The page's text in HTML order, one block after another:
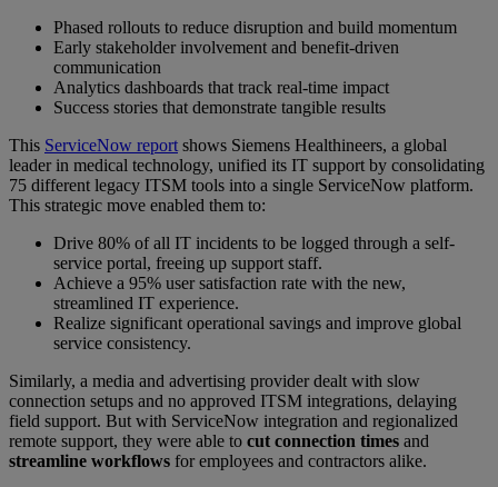
Phased rollouts to reduce disruption and build momentum
Early stakeholder involvement and benefit-driven
communication
Analytics dashboards that track real-time impact
Success stories that demonstrate tangible results
This ServiceNow report shows Siemens Healthineers, a global
leader in medical technology, unified its IT support by consolidating
75 different legacy ITSM tools into a single ServiceNow platform.
This strategic move enabled them to:
Drive 80% of all IT incidents to be logged through a self-
service portal, freeing up support staff.
Achieve a 95% user satisfaction rate with the new,
streamlined IT experience.
Realize significant operational savings and improve global
service consistency.
Similarly, a media and advertising provider dealt with slow
connection setups and no approved ITSM integrations, delaying
field support. But with ServiceNow integration and regionalized
remote support, they were able to cut connection times and
streamline workflows for employees and contractors alike.